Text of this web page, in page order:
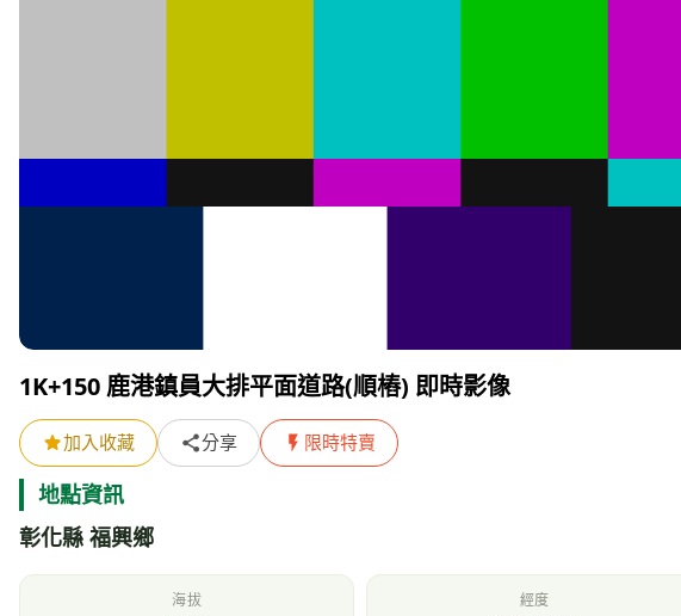
1K+150 鹿港鎮員大排平面道路(順樁) 即時影像
加入收藏 分享 限時特賣
地點資訊
彰化縣 福興鄉
海拔 經度